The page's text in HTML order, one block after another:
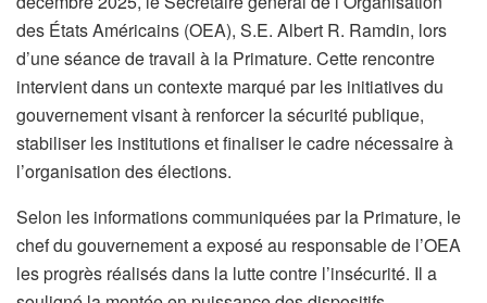
des États Américains (OEA), S.E. Albert R. Ramdin, lors
d’une séance de travail à la Primature. Cette rencontre
intervient dans un contexte marqué par les initiatives du
gouvernement visant à renforcer la sécurité publique,
stabiliser les institutions et finaliser le cadre nécessaire à
l’organisation des élections.
Selon les informations communiquées par la Primature, le
chef du gouvernement a exposé au responsable de l’OEA
les progrès réalisés dans la lutte contre l’insécurité. Il a